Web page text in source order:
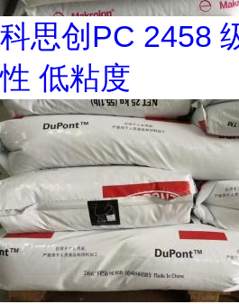
科思创PC 2458
性 低粘度